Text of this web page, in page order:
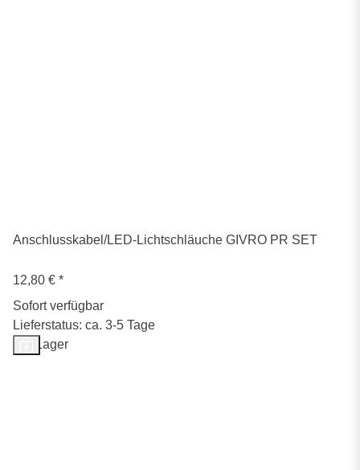
Anschlusskabel/LED-Lichtschläuche GIVRO PR SET
12,80 € *
Sofort verfügbar
Lieferstatus: ca. 3-5 Tage
Auf Lager